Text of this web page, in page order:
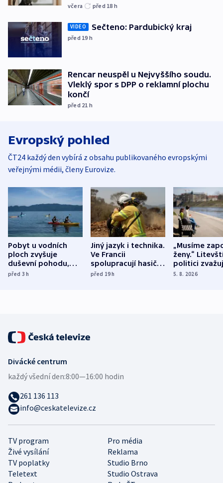
včera před 18 h
VIDEO Sečteno: Pardubický kraj
před 19 h
Rencar neuspěl u Nejvyššího soudu.
Vleklý spor s DPP o reklamní plochu
končí
před 21 h
Evropský pohled
ČT24 každý den vybírá z obsahu publikovaného evropskými
veřejnými médii, členy Eurovize.
Pobyt u vodních
ploch zvyšuje
duševní pohodu,
ukázala
před 3h
Jiný jazyk i technika.
Ve Francii
spolupracují hasiči z
různých zemí
před 19h
„Musíme
ženy.“
politici
dohodu o
5. 8. 2026
TV program
Pro média
Živé vysílání
Reklama
TV poplatky
Studio Brno
Teletext
Studio Ostrava
Divácké centrum
každý všední den:8:00—16:00 hodin
261 136 113
info@ceskatelevize.cz